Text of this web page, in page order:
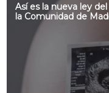
Así es la nueva ley
la Comunidad de